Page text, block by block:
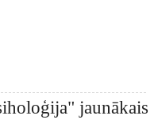
jaunākais